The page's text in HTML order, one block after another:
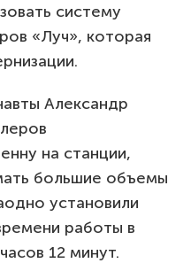
систему
«Луч», которая
Александр
на станции,
большие объемы
установили
работы в
12 минут.